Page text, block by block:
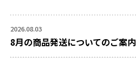
2026.08.03
8月の商品発送についてのご案内